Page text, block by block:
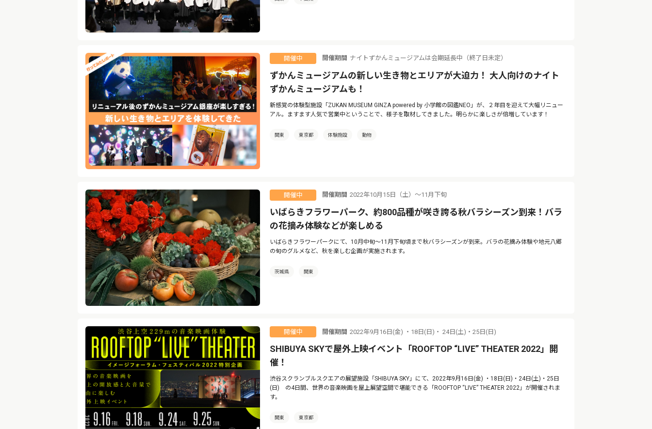
開催中 開催期間 ナイトずかんミュージアムは会期延長中（終了日未定）
ずかんミュージアムの新しい生き物とエリアが大迫力！ 大人向けのナイト
ずかんミュージアムも！
新感覚の体験型施設「ZUKAN MUSEUM GINZA powered by 小学館の図鑑NEO」が、２年目を迎えて大幅リニュー
アル。ますます人気で営業中ということで、様子を取材してきました。明らかに楽しさが倍増しています！
関東 東京都 体験施設 動物
開催中 開催期間 2022年10月15日（土）～11月下旬
いばらきフラワーパーク、約800品種が咲き誇る秋バラシーズン到来！バラ
の花摘み体験などが楽しめる
いばらきフラワーパークにて、10月中旬〜11月下旬頃まで秋バラシーズンが到来。バラの花摘み体験や地元八郷
の旬のグルメなど、秋を楽しむ企画が実施されます。
茨城県 関東
開催中 開催期間 2022年9月16日(金) ・18日(日)・ 24日(土)・25日(日)
SHIBUYA SKYで屋外上映イベント「ROOFTOP “LIVE” THEATER 2022」開
催！
渋谷スクランブルスクエアの展望施設「SHIBUYA SKY」にて、2022年9月16日(金) ・18日(日)・24日(土)・25日
(日) の4日間、世界の音楽映画を屋上展望空間で堪能できる「ROOFTOP “LIVE” THEATER 2022」が開催されま
す。
関東 東京都